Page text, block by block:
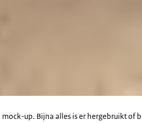
mock-up. Bijna alles is er hergebruikt